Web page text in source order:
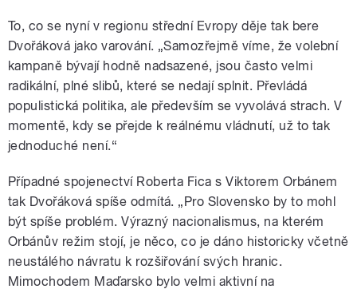
To, co se nyní v regionu střední Evropy děje tak bere
Dvořáková jako varování. „Samozřejmě víme, že volební
kampaně bývají hodně nadsazené, jsou často velmi
radikální, plné slibů, které se nedají splnit. Převládá
populistická politika, ale především se vyvolává strach. V
momentě, kdy se přejde k reálnému vládnutí, už to tak
jednoduché není.“
Případné spojenectví Roberta Fica s Viktorem Orbánem
tak Dvořáková spíše odmítá. „ Pro Slovensko by to mohl
být spíše problém. Výrazný nacionalismus, na kterém
Orbánův režim stojí, je něco, co je dáno historicky včetně
neustálého návratu k rozšiřování svých hranic.
Mimochodem Maďarsko bylo velmi aktivní na